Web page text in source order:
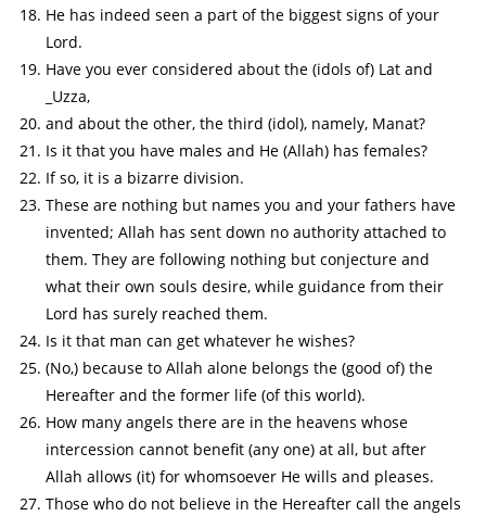
He has indeed seen a part of the biggest signs of your
Lord.
Have you ever considered about the (idols of) Lat and
_Uzza,
and about the other, the third (idol), namely, Manat?
Is it that you have males and He (Allah) has females?
If so, it is a bizarre division.
These are nothing but names you and your fathers have
invented; Allah has sent down no authority attached to
them. They are following nothing but conjecture and
what their own souls desire, while guidance from their
Lord has surely reached them.
Is it that man can get whatever he wishes?
(No,) because to Allah alone belongs the (good of) the
Hereafter and the former life (of this world).
How many angels there are in the heavens whose
intercession cannot benefit (any one) at all, but after
Allah allows (it) for whomsoever He wills and pleases.
Those who do not believe in the Hereafter call the angels